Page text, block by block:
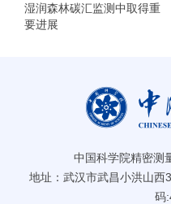
湿润森林碳汇监测中取得重
要进展
中国科学院精密测
地址：武汉市武昌小洪山
码